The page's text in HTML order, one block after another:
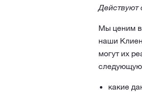
Действуют
Мы ценим
наши
могут их
какие